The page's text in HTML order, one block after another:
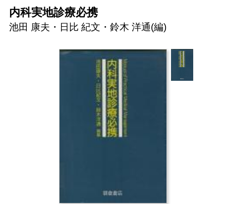
内科実地診療必携
池田 康夫 ・ 日比 紀文 ・ 鈴木 洋通(編)